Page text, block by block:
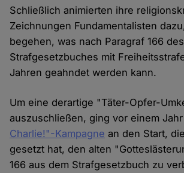
Schließlich animierten ihre
Zeichnungen Fundamentalisten
begehen, was nach Paragraf 166 des
Strafgesetzbuches mit
Jahren geahndet werden kann.
Um eine derartige "Täter-Opfer-
auszuschließen, ging vor einem
Charlie!"-Kampagne an den Start,
gesetzt hat, den alten
166 aus dem Strafgesetzbuch zu